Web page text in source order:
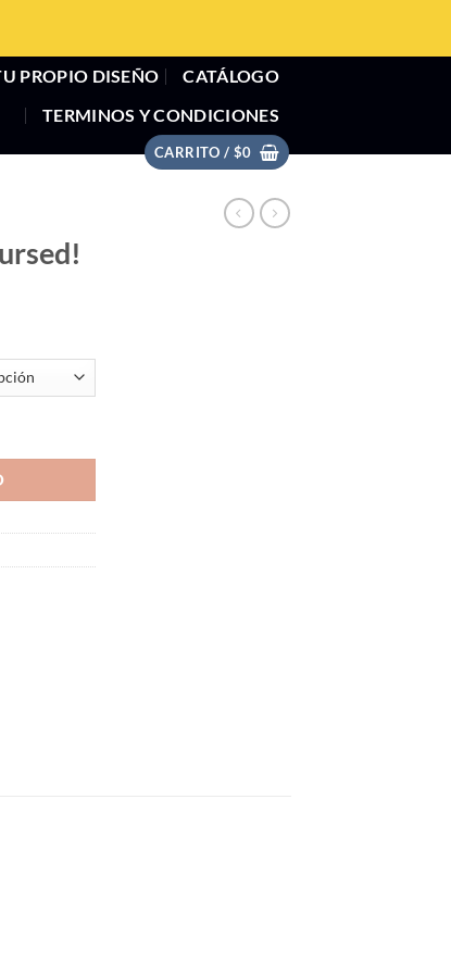
PROPIO DISEÑO
CATÁLOGO
TERMINOS Y CONDICIONES
CARRITO / $0